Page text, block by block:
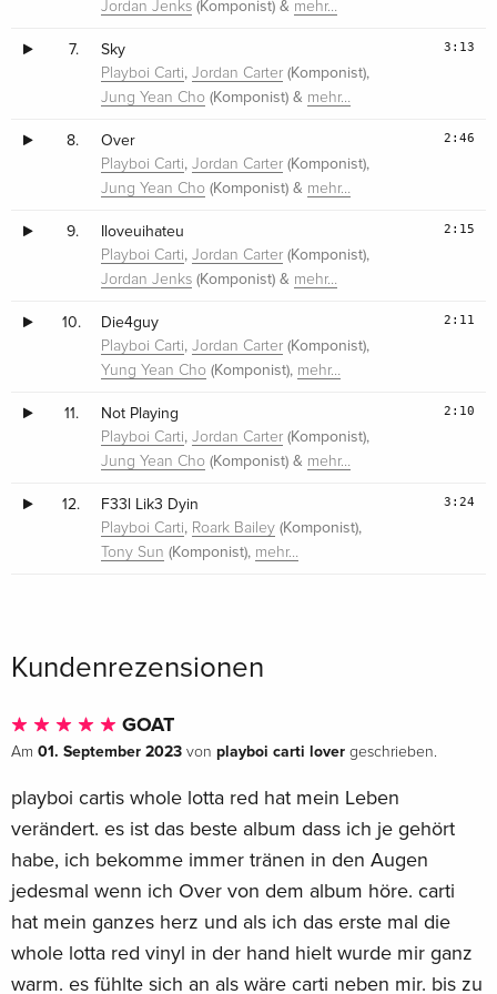
Jordan Jenks (Komponist) & mehr…
7. Sky
Playboi Carti,Jordan Carter (Komponist),
Jung Yean Cho (Komponist) & mehr…
3:13
8. Over
Playboi Carti,Jordan Carter (Komponist),
Jung Yean Cho (Komponist) & mehr…
2:46
9. Iloveuihateu
Playboi Carti,Jordan Carter (Komponist),
Jordan Jenks (Komponist) & mehr…
2:15
10. Die4guy
Playboi Carti,Jordan Carter (Komponist),
Yung Yean Cho (Komponist), mehr…
2:11
11. Not Playing
Playboi Carti,Jordan Carter (Komponist),
Jung Yean Cho (Komponist) & mehr…
2:10
12. F33l Lik3 Dyin
Playboi Carti, Roark Bailey (Komponist),
Tony Sun (Komponist), mehr…
3:24
Kundenrezensionen
GOAT
Am 01. September 2023 von playboi carti lover geschrieben.
playboi cartis whole lotta red hat mein Leben
verändert. es ist das beste album dass ich je gehört
habe, ich bekomme immer tränen in den Augen
jedesmal wenn ich Over von dem album höre. carti
hat mein ganzes herz und als ich das erste mal die
whole lotta red vinyl in der hand hielt wurde mir ganz
warm. es fühlte sich an als wäre carti neben mir. bis zu